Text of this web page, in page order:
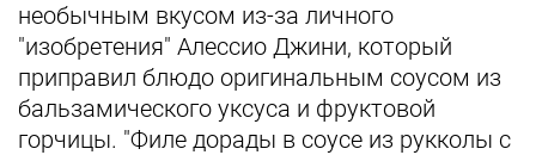
необычным вкусом из-за личного
"изобретения" Алессио Джини, который
приправил блюдо оригинальным соусом из
бальзамического уксуса и фруктовой
горчицы. "Филе дорады в соусе из рукколы с